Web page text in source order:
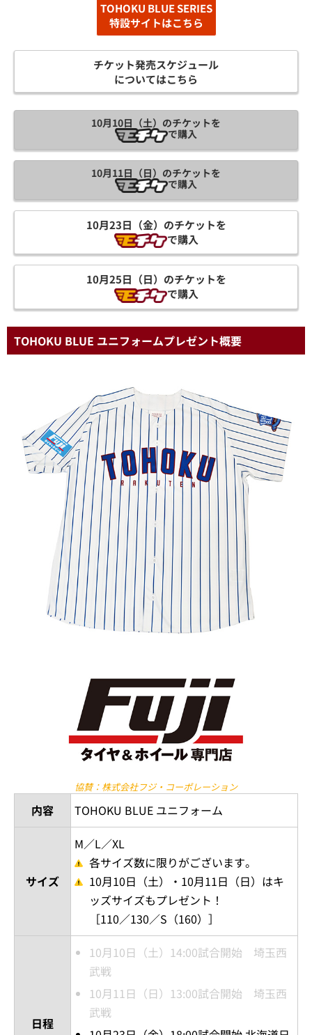
TOHOKU BLUE SERIES
特設サイトはこちら
チケット発売スケジュール
についてはこちら
10月10日（土）のチケットを
で購入
10月11日（日）のチケットを
で購入
10月23日（金）のチケットを
で購入
10月25日（日）のチケットを
で購入
TOHOKU BLUE ユニフォームプレゼント概要
協賛：株式会社フジ・コーポレーション
内容 TOHOKU BLUE ユニフォーム
サイズ
M／L／XL
各サイズ数に限りがございます。
10月10日（土）・10月11日（日）はキ
ッズサイズもプレゼント！
［110／130／S（160）］
日程
10月10日（土）14:00試合開始 埼玉西
武戦
10月11日（日）13:00試合開始 埼玉西
武戦